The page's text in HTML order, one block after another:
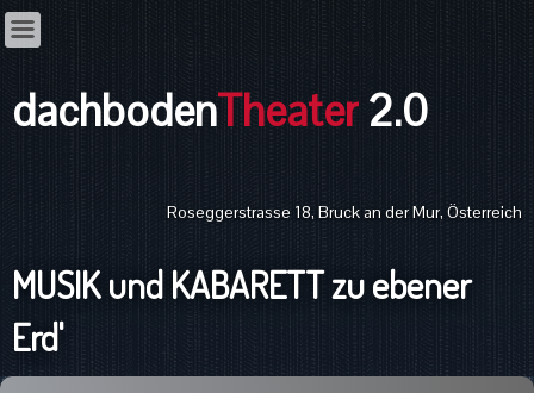
dachbodenTheater2.0
Roseggerstrasse 18, Bruck an der Mur, Österreich
MUSIK und KABARETT zu ebener
Erd'